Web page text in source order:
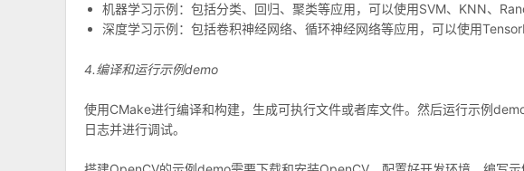
机器学习示例：包括分类、回归、聚类等应用，可以使用SVM、KNN、
深度学习示例：包括卷积神经网络、循环神经网络等应用，可以使用
4.编译和运行示例demo
使用CMake进行编译和构建，生成可执行文件或者库文件。然后运行示例
日志并进行调试。